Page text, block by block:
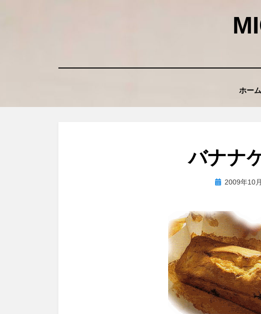
ホーム
バナナ
投稿者wad
投 2009年10